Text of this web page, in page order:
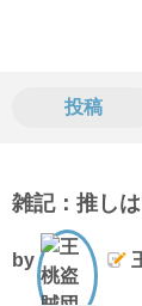
投稿
雑記：推し
by